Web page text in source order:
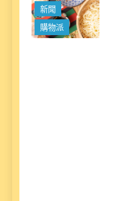
新聞
購物派